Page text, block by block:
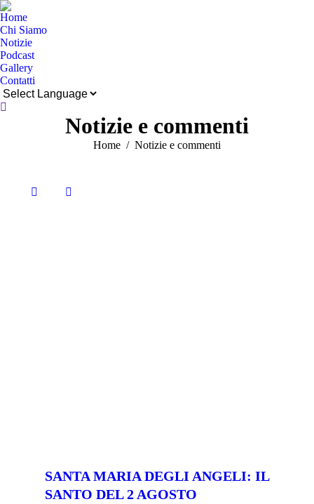
Home
Chi Siamo
Notizie
Podcast
Gallery
Contatti
Cerca:
Notizie e commenti
Tu sei qui:
Home Notizie e commenti
SANTA MARIA DEGLI ANGELI: IL
SANTO DEL 2 AGOSTO